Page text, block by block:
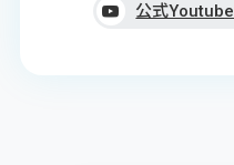
公式Youtube